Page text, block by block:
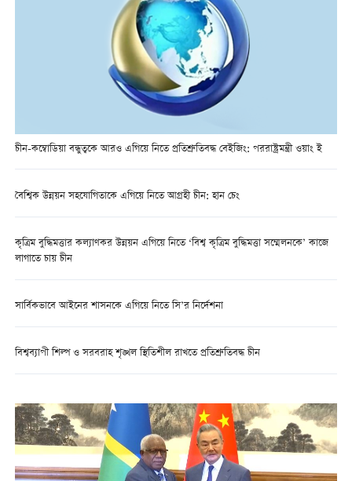
চীন-কম্বোডিয়া বন্ধুত্বকে আরও এগিয়ে নিতে প্রতিশ্রুতিবদ্ধ বেইজিং: পররাষ্ট্রমন্ত্রী ওয়াং ই
বৈশ্বিক উন্নয়ন সহযোগিতাকে এগিয়ে নিতে আগ্রহী চীন: হান চেং
কৃত্রিম বুদ্ধিমত্তার কল্যাণকর উন্নয়ন এগিয়ে নিতে ‘বিশ্ব কৃত্রিম বুদ্ধিমত্তা সম্মেলনকে’ কাজে
লাগাতে চায় চীন
সার্বিকভাবে আইনের শাসনকে এগিয়ে নিতে সি’র নির্দেশনা
বিশ্বব্যাপী শিল্প ও সরবরাহ শৃঙ্খল স্থিতিশীল রাখতে প্রতিশ্রুতিবদ্ধ চীন